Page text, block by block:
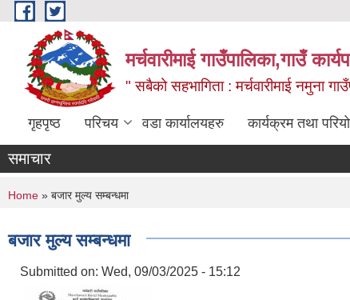
Skip to main content
मर्चवारीमाई गाउँपालिका,गाउँ
" सबैको सहभागिता : मर्चवारीमाई नमुना
गृहपृष्ठ परिचय वडा कार्यालयहरु कार्यक्रम तथा
समाचार
You are here
Home » बजार मुल्य सम्बन्धमा
बजार मुल्य सम्बन्धमा
Submitted on: Wed, 09/03/2025 - 15:12